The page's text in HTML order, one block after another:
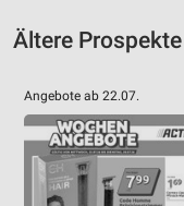
Ältere
Angebote ab 22.07.
IAB-Besonderheiten:
Verwendung
Geräte anhand von
Informationen
Nicht-IAB-
Notwendig